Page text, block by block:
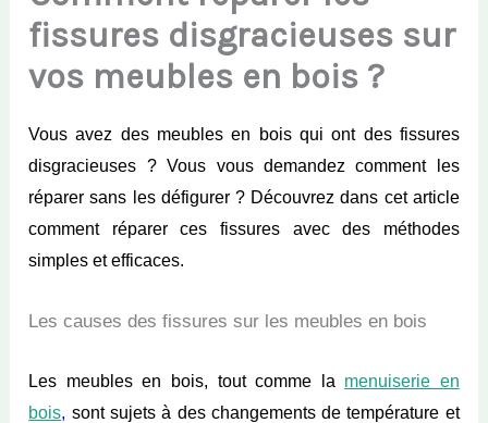
fissures disgracieuses sur
vos meubles en bois ?
Vous avez des meubles en bois qui ont des fissures
disgracieuses ? Vous vous demandez comment les
réparer sans les défigurer ? Découvrez dans cet article
comment réparer ces fissures avec des méthodes
simples et efficaces.
Les causes des fissures sur les meubles en bois
Les meubles en bois, tout comme la menuiserie en
bois, sont sujets à des changements de température et